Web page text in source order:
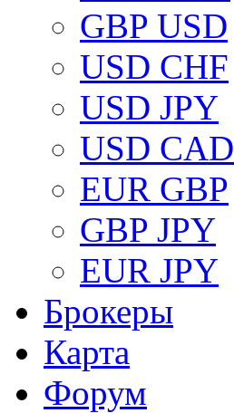
GBP USD
USD CHF
USD JPY
USD CAD
EUR GBP
GBP JPY
EUR JPY
Брокеры
Карта
Форум